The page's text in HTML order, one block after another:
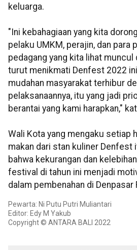
keluarga.
"Ini kebahagiaan yang kita
pelaku UMKM, perajin, dan para
pedagang yang kita lihat muncul
turut menikmati Denfest 2022
mudahan masyarakat terhibur
pelaksanaannya, itu yang jadi
berantai yang kami harapkan,"
Wali Kota yang mengaku setiap
makan dari stan kuliner Denfest
bahwa kekurangan dan
festival di tahun ini menjadi
dalam pembenahan di
Pewarta: Ni Putu Putri Muliantari
Editor: Edy M Yakub
Copyright © ANTARA BALI 2022